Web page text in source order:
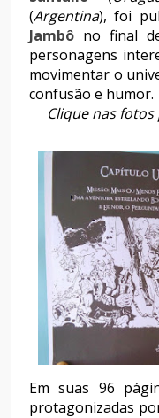
(Argentina), foi
Jambô no final
personagens
movimentar o
confusão e humor.
Clique nas
Em suas 96
protagonizadas